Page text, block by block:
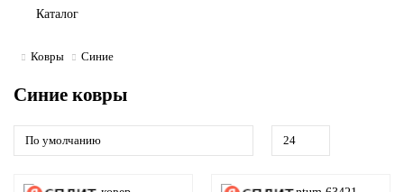
Каталог
Ковры Синие
Синие ковры